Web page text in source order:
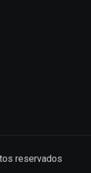
reservados